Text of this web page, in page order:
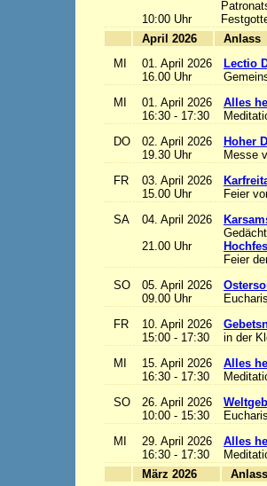
10:00 Uhr
April 2026
MI
01. April 2026
16.00 Uhr
Lectio
MI
01. April 2026
16:30 - 17:30
Alles
DO
02. April 2026
19.30 Uhr
Hoher
Messe
FR
03. April 2026
15.00 Uhr
Feier
SA
04. April 2026
21.00 Uhr
Feier
SO
05. April 2026
09.00 Uhr
FR
10. April 2026
15:00 - 17:30
in der
MI
15. April 2026
16:30 - 17:30
Alles
SO
26. April 2026
10:00 - 15:30
MI
29. April 2026
16:30 - 17:30
Alles
März 2026